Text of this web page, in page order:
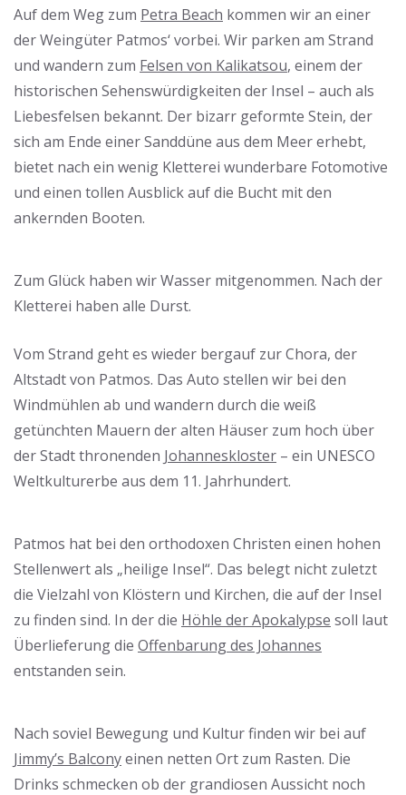
Auf dem Weg zum Petra Beach kommen wir an einer
der Weingüter Patmos‘ vorbei. Wir parken am Strand
und wandern zum Felsen von Kalikatsou, einem der
historischen Sehenswürdigkeiten der Insel – auch als
Liebesfelsen bekannt. Der bizarr geformte Stein, der
sich am Ende einer Sanddüne aus dem Meer erhebt,
bietet nach ein wenig Kletterei wunderbare Fotomotive
und einen tollen Ausblick auf die Bucht mit den
ankernden Booten.
Zum Glück haben wir Wasser mitgenommen. Nach der
Kletterei haben alle Durst.
Vom Strand geht es wieder bergauf zur Chora, der
Altstadt von Patmos. Das Auto stellen wir bei den
Windmühlen ab und wandern durch die weiß
getünchten Mauern der alten Häuser zum hoch über
der Stadt thronenden Johanneskloster – ein UNESCO
Weltkulturerbe aus dem 11. Jahrhundert.
Patmos hat bei den orthodoxen Christen einen hohen
Stellenwert als „heilige Insel“. Das belegt nicht zuletzt
die Vielzahl von Klöstern und Kirchen, die auf der Insel
zu finden sind. In der die Höhle der Apokalypse soll laut
Überlieferung die Offenbarung des Johannes
entstanden sein.
Nach soviel Bewegung und Kultur finden wir bei auf
Jimmy’s Balconyeinen netten Ort zum Rasten. Die
Drinks schmecken ob der grandiosen Aussicht noch